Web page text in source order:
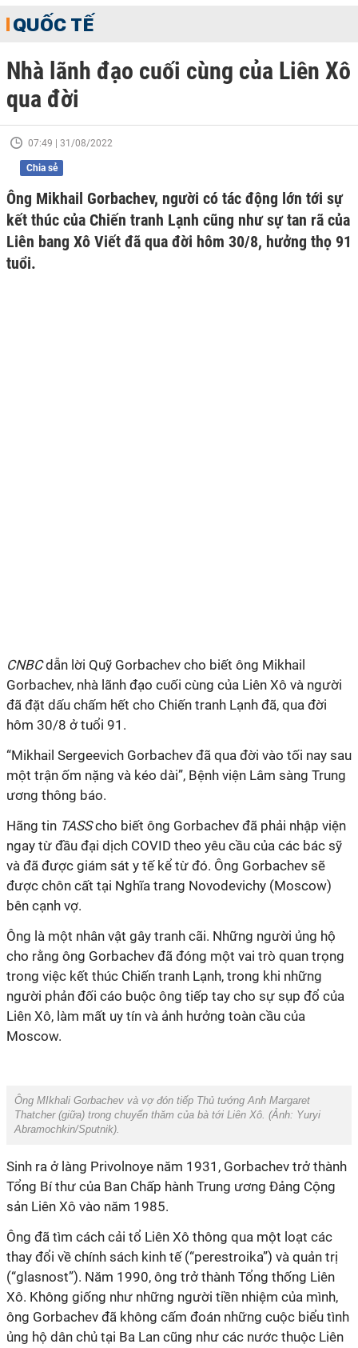
QUỐC TẾ
Nhà lãnh đạo cuối cùng của Liên Xô
qua đời
07:49 | 31/08/2022
Chia sẻ
Ông Mikhail Gorbachev, người có tác động lớn tới sự
kết thúc của Chiến tranh Lạnh cũng như sự tan rã của
Liên bang Xô Viết đã qua đời hôm 30/8, hưởng thọ 91
tuổi.
CNBCdẫn lời Quỹ Gorbachev cho biết ông Mikhail
Gorbachev, nhà lãnh đạo cuối cùng của Liên Xô và người
đã đặt dấu chấm hết cho Chiến tranh Lạnh đã, qua đời
hôm 30/8 ở tuổi 91.
“Mikhail Sergeevich Gorbachev đã qua đời vào tối nay sau
một trận ốm nặng và kéo dài”, Bệnh viện Lâm sàng Trung
ương thông báo.
Hãng tin TASScho biết ông Gorbachev đã phải nhập viện
ngay từ đầu đại dịch COVID theo yêu cầu của các bác sỹ
và đã được giám sát y tế kể từ đó. Ông Gorbachev sẽ
được chôn cất tại Nghĩa trang Novodevichy (Moscow)
bên cạnh vợ.
Ông là một nhân vật gây tranh cãi. Những người ủng hộ
cho rằng ông Gorbachev đã đóng một vai trò quan trọng
trong việc kết thúc Chiến tranh Lạnh, trong khi những
người phản đối cáo buộc ông tiếp tay cho sự sụp đổ của
Liên Xô, làm mất uy tín và ảnh hưởng toàn cầu của
Moscow.
Ông MIkhali Gorbachev và vợ đón tiếp Thủ tướng Anh Margaret
Thatcher (giữa) trong chuyến thăm của bà tới Liên Xô. (Ảnh: Yuryi
Abramochkin/Sputnik).
Sinh ra ở làng Privolnoye năm 1931, Gorbachev trở thành
Tổng Bí thư của Ban Chấp hành Trung ương Đảng Cộng
sản Liên Xô vào năm 1985.
Ông đã tìm cách cải tổ Liên Xô thông qua một loạt các
thay đổi về chính sách kinh tế (“perestroika”) và quản trị
(“glasnost”). Năm 1990, ông trở thành Tổng thống Liên
Xô. Không giống như những người tiền nhiệm của mình,
ông Gorbachev đã không cấm đoán những cuộc biểu tình
ủng hộ dân chủ tại Ba Lan cũng như các nước thuộc Liên